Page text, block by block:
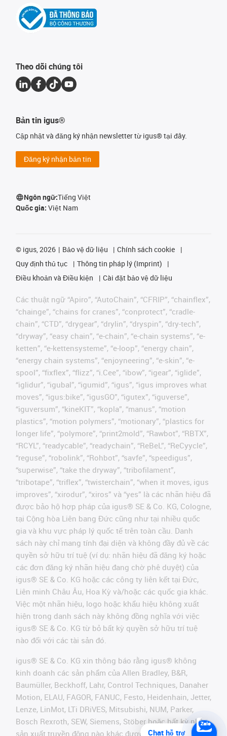
Theo dõi chúng tôi
Bản tin igus®
Cập nhật và đăng ký nhận newsletter từ igus® tại đây.
Đăng ký nhận bản tin
Ngôn ngữ:Tiếng Việt
Quốc gia: Việt Nam
© igus, 2026 Bảo vệ dữ liệu
Chính sách cookie
Quy định thủ tục
Thông tin pháp lý (Imprint)
Điều khoản và Điều kiện
Cài đặt bảo vệ dữ liệu
Các thuật ngữ “Apiro”, “AutoChain”, “CFRIP”, “chainflex”,
“chainge”, “chains for cranes”, “conprotect”, “cradle-
chain”, “CTD”, “drygear”, “drylin”, “dryspin”, “dry-tech”,
“dryway”, “easy chain”, “e-chain”, “e-chain systems”, “e-
ketten”, “e-kettensysteme”, “e-loop”, “energy chain”,
“energy chain systems”, “enjoyneering”, “e-skin”, “e-
spool”, “fixflex”, “flizz”, “i.Cee”, “ibow”, “igear”, “iglide”,
“iglidur”, “igubal”, “igumid”, “igus”, “igus improves what
moves”, “igus:bike”, “igusGO”, “igutex”, “iguverse”,
“iguversum”, “kineKIT”, “kopla”, “manus”, “motion
plastics”, “motion polymers”, “motionary”, “plastics for
longer life”, “polymore”, “print2mold”, “Rawbot”, “RBTX”,
“RCYL”, “readycable”, “readychain”, “ReBeL”, “ReCyycle”,
“reguse”, “robolink”, “Rohbot”, “savfe”, “speedigus”,
“superwise”, “take the dryway”, “tribofilament”,
“tribotape”, “triflex”, “twisterchain”, “when it moves, igus
improves”, “xirodur”, “xiros” và “yes” là các nhãn hiệu đã
được bảo hộ hợp pháp của igus® SE & Co. KG, Cologne,
tại Cộng hòa Liên bang Đức cũng như tại nhiều quốc
gia và khu vực pháp lý quốc tế trên toàn cầu. Danh
sách này chỉ mang tính đại diện và không đầy đủ về các
quyền sở hữu trí tuệ (ví dụ: nhãn hiệu đã đăng ký hoặc
các đơn đăng ký nhãn hiệu đang chờ phê duyệt) của
igus® SE & Co. KG hoặc các công ty liên kết tại Đức,
Liên minh Châu Âu, Hoa Kỳ và/hoặc các quốc gia khác.
Việc một nhãn hiệu, logo hoặc khẩu hiệu không xuất
hiện trong danh sách này không đồng nghĩa với việc
igus® SE & Co. KG từ bỏ bất kỳ quyền sở hữu trí tuệ
nào đối với các tài sản đó.
igus® SE & Co. KG xin thông báo rằng igus® không
kinh doanh các sản phẩm của Allen Bradley, B&R,
Baumüller, Beckhoff, Lahr, Control Techniques, Danaher
Motion, ELAU, FAGOR, FANUC, Festo, Heidenhain, Jetter,
Lenze, LinMot, LTi DRiVES, Mitsubishi, NUM, Parker,
Bosch Rexroth, SEW, Siemens, Stöber hoặc bất kỳ nhà
sản xuất truyền động nào khác được đề cập trên
Chat hỗ trợ